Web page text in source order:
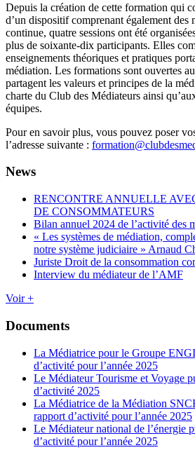
Depuis la création de cette formation qui
d’un dispositif comprenant également des
continue, quatre sessions ont été
plus de soixante-dix participants. Elles
enseignements théoriques et pratiques
médiation. Les formations sont ouvertes
partagent les valeurs et principes de la
charte du Club des Médiateurs ainsi
équipes.
Pour en savoir plus, vous pouvez poser
l’adresse suivante :
News
RENCONTRE ANNUELLE
DE CONSOMMATEURS
Bilan annuel 2024 de l’activité des
« Les systèmes de médiation,
notre système judiciaire » Arnaud
Juriste Droit de la consommation
Interview du médiateur de l’AMF
Voir +
Documents
La Médiatrice pour le Groupe
d’activité pour l’année 2025
Le Médiateur Tourisme et Voyage
d’activité 2025
La Médiatrice de la Médiation
rapport d’activité pour l’année 2025
Le Médiateur national de l’énergie
d’activité pour l’année 2025